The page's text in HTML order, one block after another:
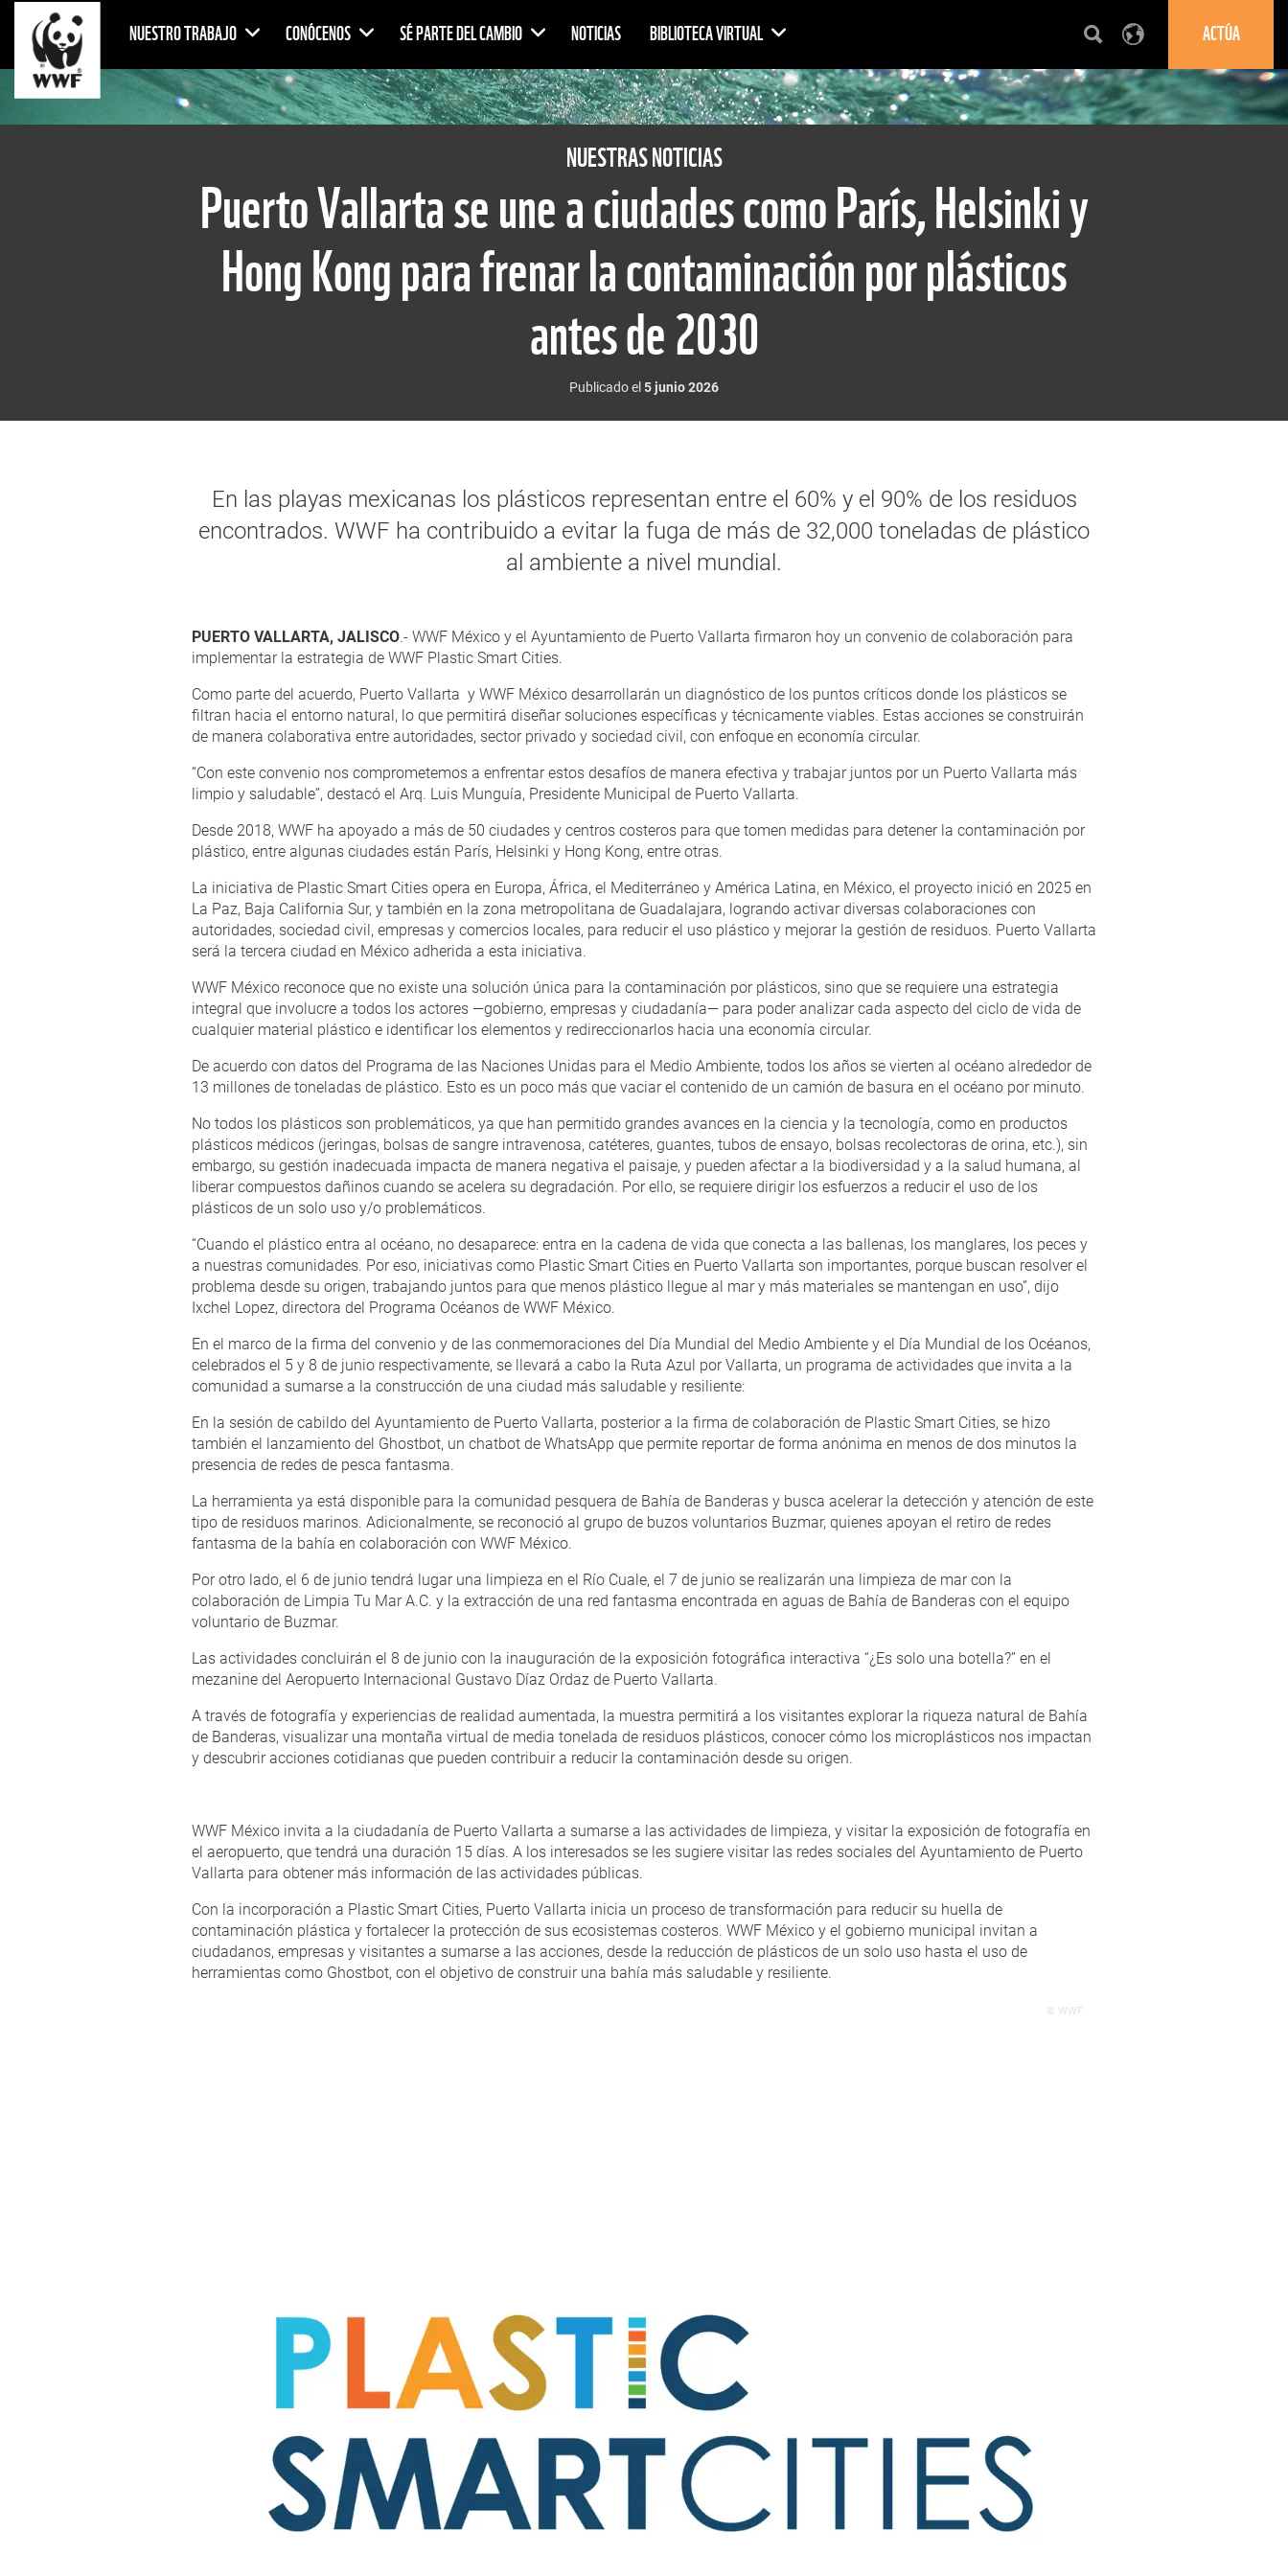
NUESTRO TRABAJO CONÓCENOS SÉ PARTE DEL CAMBIO NOTICIAS BIBLIOTECA VIRTUAL ACTÚA
NUESTRAS NOTICIAS
Puerto Vallarta se une a ciudades como París, Helsinki y
Hong Kong para frenar la contaminación por plásticos
antes de 2030
Publicado el 5 junio 2026
En las playas mexicanas los plásticos representan entre el 60% y el 90% de los residuos
encontrados. WWF ha contribuido a evitar la fuga de más de 32,000 toneladas de plástico
al ambiente a nivel mundial.
PUERTO VALLARTA, JALISCO.- WWF México y el Ayuntamiento de Puerto Vallarta firmaron hoy un convenio de colaboración para
implementar la estrategia de WWF Plastic Smart Cities.
Como parte del acuerdo, Puerto Vallarta y WWF México desarrollarán un diagnóstico de los puntos críticos donde los plásticos se
filtran hacia el entorno natural, lo que permitirá diseñar soluciones específicas y técnicamente viables. Estas acciones se construirán
de manera colaborativa entre autoridades, sector privado y sociedad civil, con enfoque en economía circular.
“Con este convenio nos comprometemos a enfrentar estos desafíos de manera efectiva y trabajar juntos por un Puerto Vallarta más
limpio y saludable”, destacó el Arq. Luis Munguía, Presidente Municipal de Puerto Vallarta.
Desde 2018, WWF ha apoyado a más de 50 ciudades y centros costeros para que tomen medidas para detener la contaminación por
plástico, entre algunas ciudades están París, Helsinki y Hong Kong, entre otras.
La iniciativa de Plastic Smart Cities opera en Europa, África, el Mediterráneo y América Latina, en México, el proyecto inició en 2025 en
La Paz, Baja California Sur, y también en la zona metropolitana de Guadalajara, logrando activar diversas colaboraciones con
autoridades, sociedad civil, empresas y comercios locales, para reducir el uso plástico y mejorar la gestión de residuos. Puerto Vallarta
será la tercera ciudad en México adherida a esta iniciativa.
WWF México reconoce que no existe una solución única para la contaminación por plásticos, sino que se requiere una estrategia
integral que involucre a todos los actores —gobierno, empresas y ciudadanía— para poder analizar cada aspecto del ciclo de vida de
cualquier material plástico e identificar los elementos y redireccionarlos hacia una economía circular.
De acuerdo con datos del Programa de las Naciones Unidas para el Medio Ambiente, todos los años se vierten al océano alrededor de
13 millones de toneladas de plástico. Esto es un poco más que vaciar el contenido de un camión de basura en el océano por minuto.
No todos los plásticos son problemáticos, ya que han permitido grandes avances en la ciencia y la tecnología, como en productos
plásticos médicos (jeringas, bolsas de sangre intravenosa, catéteres, guantes, tubos de ensayo, bolsas recolectoras de orina, etc.), sin
embargo, su gestión inadecuada impacta de manera negativa el paisaje, y pueden afectar a la biodiversidad y a la salud humana, al
liberar compuestos dañinos cuando se acelera su degradación. Por ello, se requiere dirigir los esfuerzos a reducir el uso de los
plásticos de un solo uso y/o problemáticos.
“Cuando el plástico entra al océano, no desaparece: entra en la cadena de vida que conecta a las ballenas, los manglares, los peces y
a nuestras comunidades. Por eso, iniciativas como Plastic Smart Cities en Puerto Vallarta son importantes, porque buscan resolver el
problema desde su origen, trabajando juntos para que menos plástico llegue al mar y más materiales se mantengan en uso”, dijo
Ixchel Lopez, directora del Programa Océanos de WWF México.
En el marco de la firma del convenio y de las conmemoraciones del Día Mundial del Medio Ambiente y el Día Mundial de los Océanos,
celebrados el 5 y 8 de junio respectivamente, se llevará a cabo la Ruta Azul por Vallarta, un programa de actividades que invita a la
comunidad a sumarse a la construcción de una ciudad más saludable y resiliente:
En la sesión de cabildo del Ayuntamiento de Puerto Vallarta, posterior a la firma de colaboración de Plastic Smart Cities, se hizo
también el lanzamiento del Ghostbot, un chatbot de WhatsApp que permite reportar de forma anónima en menos de dos minutos la
presencia de redes de pesca fantasma.
La herramienta ya está disponible para la comunidad pesquera de Bahía de Banderas y busca acelerar la detección y atención de este
tipo de residuos marinos. Adicionalmente, se reconoció al grupo de buzos voluntarios Buzmar, quienes apoyan el retiro de redes
fantasma de la bahía en colaboración con WWF México.
Por otro lado, el 6 de junio tendrá lugar una limpieza en el Río Cuale, el 7 de junio se realizarán una limpieza de mar con la
colaboración de Limpia Tu Mar A.C. y la extracción de una red fantasma encontrada en aguas de Bahía de Banderas con el equipo
voluntario de Buzmar.
Las actividades concluirán el 8 de junio con la inauguración de la exposición fotográfica interactiva “¿Es solo una botella?” en el
mezanine del Aeropuerto Internacional Gustavo Díaz Ordaz de Puerto Vallarta.
A través de fotografía y experiencias de realidad aumentada, la muestra permitirá a los visitantes explorar la riqueza natural de Bahía
de Banderas, visualizar una montaña virtual de media tonelada de residuos plásticos, conocer cómo los microplásticos nos impactan
y descubrir acciones cotidianas que pueden contribuir a reducir la contaminación desde su origen.
WWF México invita a la ciudadanía de Puerto Vallarta a sumarse a las actividades de limpieza, y visitar la exposición de fotografía en
el aeropuerto, que tendrá una duración 15 días. A los interesados se les sugiere visitar las redes sociales del Ayuntamiento de Puerto
Vallarta para obtener más información de las actividades públicas.
Con la incorporación a Plastic Smart Cities, Puerto Vallarta inicia un proceso de transformación para reducir su huella de
contaminación plástica y fortalecer la protección de sus ecosistemas costeros. WWF México y el gobierno municipal invitan a
ciudadanos, empresas y visitantes a sumarse a las acciones, desde la reducción de plásticos de un solo uso hasta el uso de
herramientas como Ghostbot, con el objetivo de construir una bahía más saludable y resiliente.
© WWF